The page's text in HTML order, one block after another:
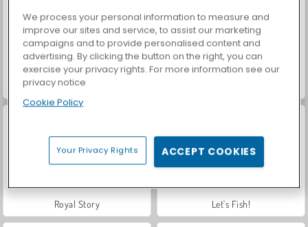
Farm Merge Valley
Royal Story Let's Fish!
We process your personal information to measure and
improve our sites and service, to assist our marketing
campaigns and to provide personalised content and
advertising. By clicking the button on the right, you can
exercise your privacy rights. For more information see our
privacy notice
Cookie Policy
Your Privacy Rights ACCEPT COOKIES